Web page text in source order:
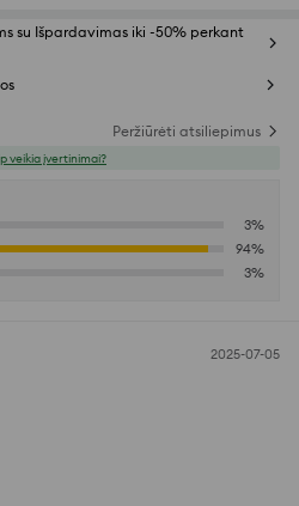
su Išpardavimas iki -50% perkant
Peržiūrėti atsiliepimus
veikia įvertinimai?
3%
94%
3%
2025-07-05